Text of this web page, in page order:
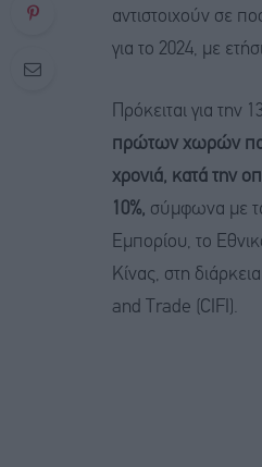
αντιστοιχούν σε
για το 2024, με
Πρόκειται για την
πρώτων χωρών
χρονιά, κατά την
10%, σύμφωνα με τα
Εμπορίου, το
Κίνας, στη
and Trade (CIFI).